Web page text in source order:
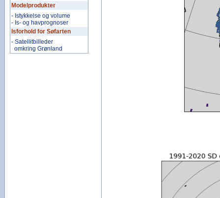
Modelprodukter
- Istykkelse og volume
- Is- og havprognoser
Isforhold for Søfarten
- Satellitbilleder
omkring Grønland